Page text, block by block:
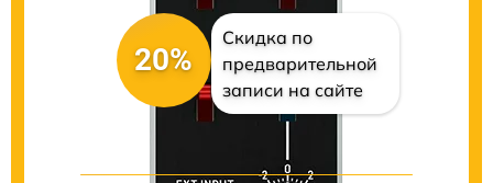
20%
Скидка по
предварительной
записи на сайте